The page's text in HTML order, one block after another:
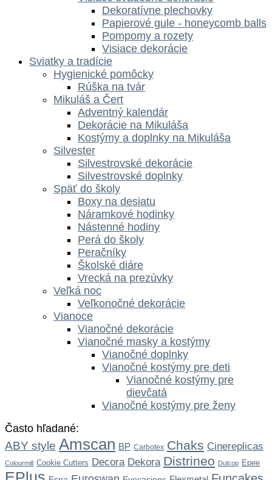
Dekoratívne plechovky
Papierové gule - honeycomb balls
Pompomy a rozety
Visiace dekorácie
Sviatky a tradície
Hygienické pomôcky
Rúška na tvár
Mikuláš a Čert
Adventný kalendár
Dekorácie na Mikuláša
Kostýmy a doplnky na Mikuláša
Silvester
Silvestrovské dekorácie
Silvestrovské doplnky
Späť do školy
Boxy na desiatu
Náramkové hodinky
Nástenné hodiny
Perá do školy
Peračníky
Školské diáre
Vrecká na prezúvky
Veľká noc
Veľkonočné dekorácie
Vianoce
Vianočné dekorácie
Vianočné masky a kostýmy
Vianočné doplnky
Vianočné kostýmy pre deti
Vianočné kostýmy pre
dievčatá
Vianočné kostýmy pre ženy
Často hľadané:
ABY style Amscan BP Carbotex Chaks Cinereplicas
Colourmill Cookie Cutters Decora Dekora Distrineo Dulcop Epee